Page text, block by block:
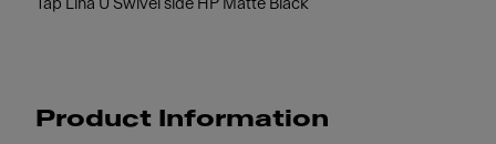
Tap Lina U Swivel side HP Matte Black
Product Information